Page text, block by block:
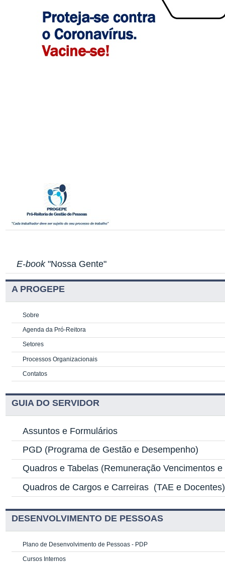
E-book"Nossa Gente"
A PROGEPE
Sobre
Agenda da Pró-Reitora
Setores
Processos Organizacionais
Contatos
GUIA DO SERVIDOR
Assuntos e Formulários
PGD (Programa de Gestão e Desempenho)
Quadros e Tabelas (Remuneração Vencimentos
Quadros de Cargos e Carreiras (TAE e Docentes)
DESENVOLVIMENTO DE PESSOAS
Plano de Desenvolvimento de Pessoas - PDP
Cursos Internos